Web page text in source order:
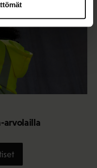
arvolailla